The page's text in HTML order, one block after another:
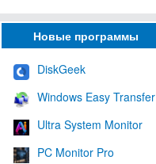
Новые программы
DiskGeek
Windows Easy Transfer
Ultra System Monitor
PC Monitor Pro